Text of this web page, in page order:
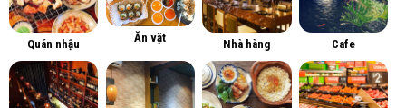
Quán nhậu
Ăn vặt
Nhà hàng Cafe